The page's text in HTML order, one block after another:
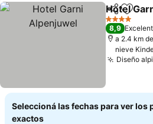
Compartir
Hotel
4 Estrellas
8,9
a 2.4 km
nieve
Diseño
Seleccioná las fechas para ver los
exactos